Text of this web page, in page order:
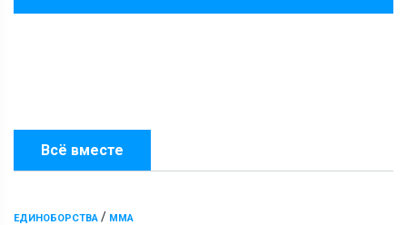
Всё вместе
ЕДИНОБОРСТВА / ММА